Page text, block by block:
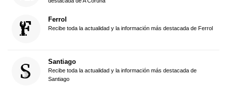
Ferrol
Recibe toda la actualidad y la información más destacada de Ferrol
Santiago
Recibe toda la actualidad y la información más destacada de
Santiago